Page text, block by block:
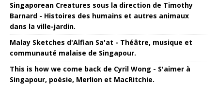
Singaporean Creatures sous la direction de Timothy
Barnard - Histoires des humains et autres animaux
dans la ville-jardin.
Malay Sketches d'Alfian Sa'at - Théâtre, musique et
communauté malaise de Singapour.
This is how we come back de Cyril Wong - S'aimer à
Singapour, poésie, Merlion et MacRitchie.